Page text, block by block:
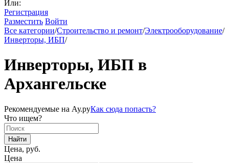
Или:
Регистрация
Разместить Войти
Все категории/Строительство и ремонт/Электрооборудование/
Инверторы, ИБП/
Инверторы, ИБП в
Архангельске
Рекомендуемые на Ау.руКак сюда попасть?
Что ищем?
Найти
Цена, руб.
Цена